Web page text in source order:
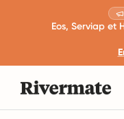
Eos, Serviap et